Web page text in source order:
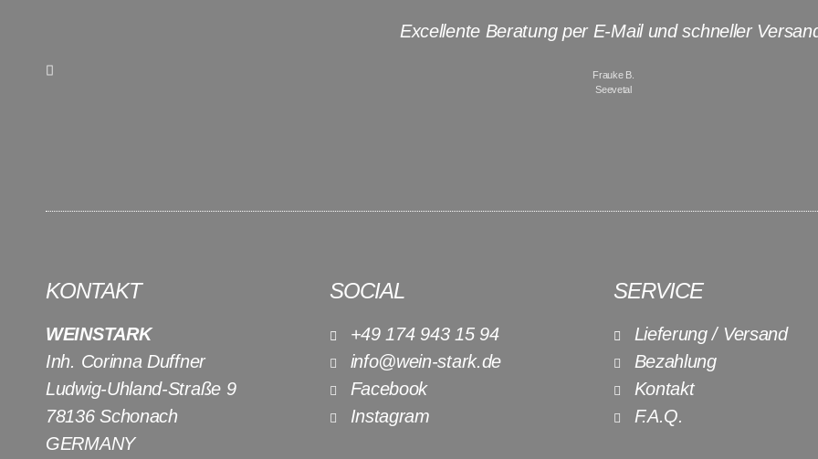
Excellente Beratung per E-Mail und schneller
Frauke B.
Seevetal
KONTAKT
WEINSTARK
Inh. Corinna Duffner
Ludwig-Uhland-Straße 9
78136 Schonach
GERMANY
SOCIAL
+49 174 943 15 94
info@wein-stark.de
Facebook
Instagram
SERVICE
Lieferung / Versand
Bezahlung
Kontakt
F.A.Q.